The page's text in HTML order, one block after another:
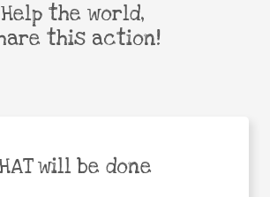
will be done
Help the world,
this action!